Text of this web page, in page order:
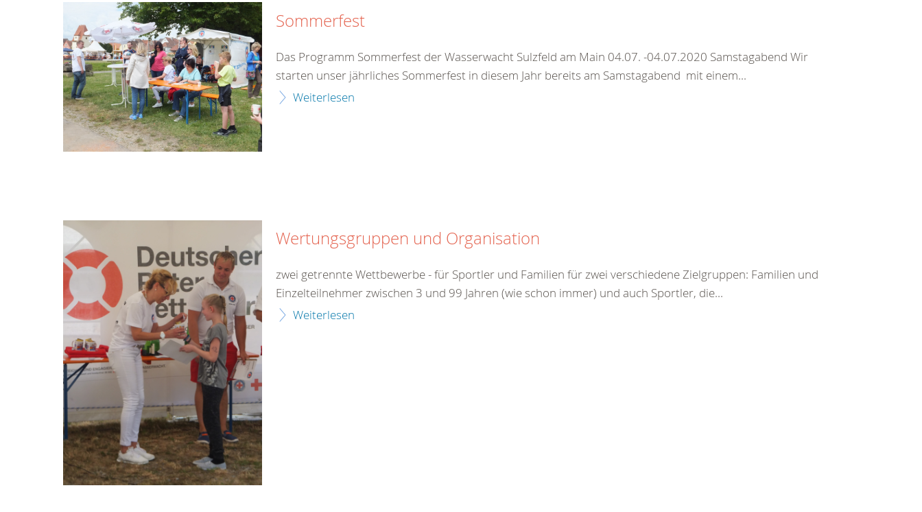
Sommerfest
Das Programm Sommerfest der Wasserwacht Sulzfeld am Main 04.07. -04.07.2020 Samstagabend Wir
starten unser jährliches Sommerfest in diesem Jahr bereits am Samstagabend mit einem...
Weiterlesen
Wertungsgruppen und Organisation
zwei getrennte Wettbewerbe - für Sportler und Familien für zwei verschiedene Zielgruppen: Familien und
Einzelteilnehmer zwischen 3 und 99 Jahren (wie schon immer) und auch Sportler, die...
Weiterlesen